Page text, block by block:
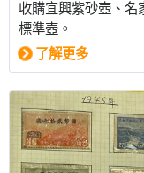
收購宜興紫砂壺、名
標準壺。
了解更多